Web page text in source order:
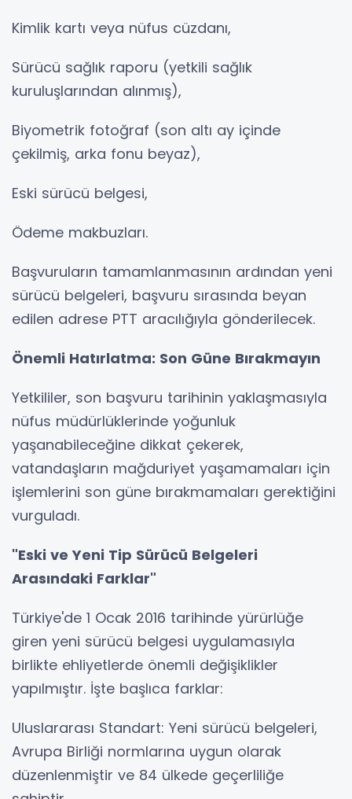
Kimlik kartı veya nüfus cüzdanı,
Sürücü sağlık raporu (yetkili sağlık
kuruluşlarından alınmış),
Biyometrik fotoğraf (son altı ay içinde
çekilmiş, arka fonu beyaz),
Eski sürücü belgesi,
Ödeme makbuzları.
Başvuruların tamamlanmasının ardından yeni
sürücü belgeleri, başvuru sırasında beyan
edilen adrese PTT aracılığıyla gönderilecek.
Önemli Hatırlatma: Son Güne Bırakmayın
Yetkililer, son başvuru tarihinin yaklaşmasıyla
nüfus müdürlüklerinde yoğunluk
yaşanabileceğine dikkat çekerek,
vatandaşların mağduriyet yaşamamaları için
işlemlerini son güne bırakmamaları gerektiğini
vurguladı.
"Eski ve Yeni Tip Sürücü Belgeleri
Arasındaki Farklar"
Türkiye'de 1 Ocak 2016 tarihinde yürürlüğe
giren yeni sürücü belgesi uygulamasıyla
birlikte ehliyetlerde önemli değişiklikler
yapılmıştır. İşte başlıca farklar:
Uluslararası Standart: Yeni sürücü belgeleri,
Avrupa Birliği normlarına uygun olarak
düzenlenmiştir ve 84 ülkede geçerliliğe